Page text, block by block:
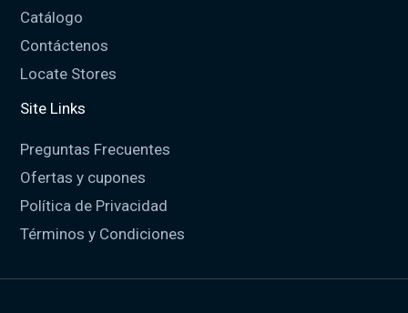
Catálogo
Contáctenos
Locate Stores
Site Links
Preguntas Frecuentes
Ofertas y cupones
Política de Privacidad
Términos y Condiciones